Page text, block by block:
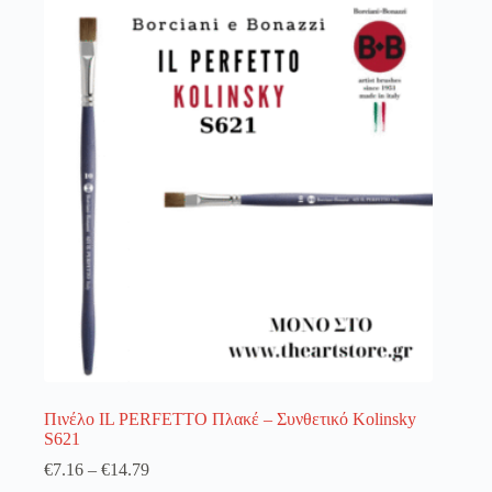
πολιτική απορρήτου
Register
Username or Email Address
Get New Password
← Back to login
Πινέλο IL PERFETTO Πλακέ – Συνθετικό Kolinsky
S621
€7.16 – €14.79